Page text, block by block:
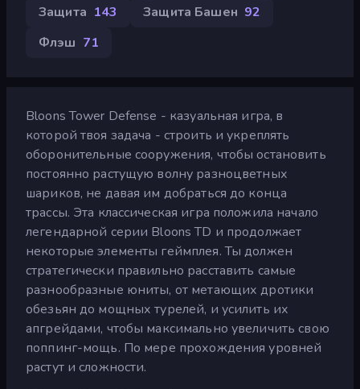
Защита 143 Защита Башен 92
Флэш 71
Bloons Tower Defense - казуальная игра, в
которой твоя задача - строить и укреплять
оборонительные сооружения, чтобы остановить
постоянно растущую волну разноцветных
шариков, не давая им добраться до конца
трассы. Эта классическая игра положила начало
легендарной серии Bloons TD и продолжает
некоторые элементы геймплея. Ты должен
стратегически правильно расставить самые
разнообразные юниты, от метающих дротики
обезьян до мощных турелей, и усилить их
апгрейдами, чтобы максимально увеличить свою
поппинг-мощь. По мере прохождения уровней
растут и сложности.